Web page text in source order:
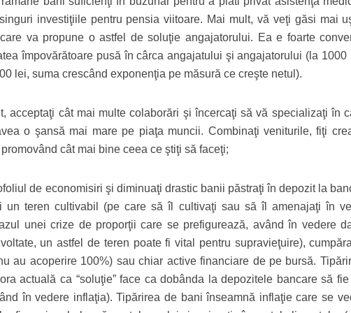
investiţiile pentru pensia viitoare. Mai mult, vă veţi găsi mai
va propune o astfel de soluţie angajatorului. Ea e foarte
împovărătoare pusă în cârca angajatului şi angajatorului (la 1000
lei, suma crescând exponenţia pe măsură ce creşte netul).
acceptaţi cât mai multe colaborări şi încercaţi să vă specializaţi în
o şansă mai mare pe piaţa muncii. Combinaţi veniturile, fiţi
cât mai bine ceea ce ştiţi să faceţi;
de economisiri şi diminuaţi drastic banii păstraţi în depozit la
un teren cultivabil (pe care să îl cultivaţi sau să îl amenajaţi în
unei crize de proporţii care se prefigurează, având în vedere
un astfel de teren poate fi vital pentru supravieţuire),
au acoperire 100%) sau chiar active financiare de pe bursă.
actuală ca “soluţie” face ca dobânda la depozitele bancare să fie
în vedere inflaţia). Tipărirea de bani înseamnă inflaţie care se